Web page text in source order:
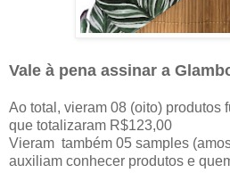
Vale à pena assinar a
Ao total, vieram 08 (oito) produtos
que totalizaram R$123,00
Vieram também 05 samples
auxiliam conhecer produtos e